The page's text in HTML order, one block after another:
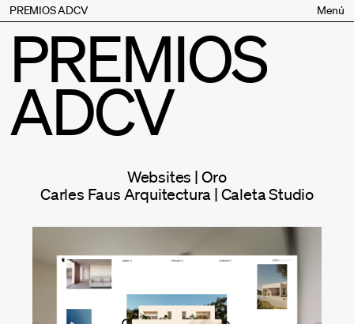
PREMIOS ADCV
Bases
Jurado
Inscripción
Palmarés
Premios especiales
Supporters
Contacto
Menú
PREMIOS
ADCV
Websites | Oro
Carles Faus Arquitectura | Caleta Studio